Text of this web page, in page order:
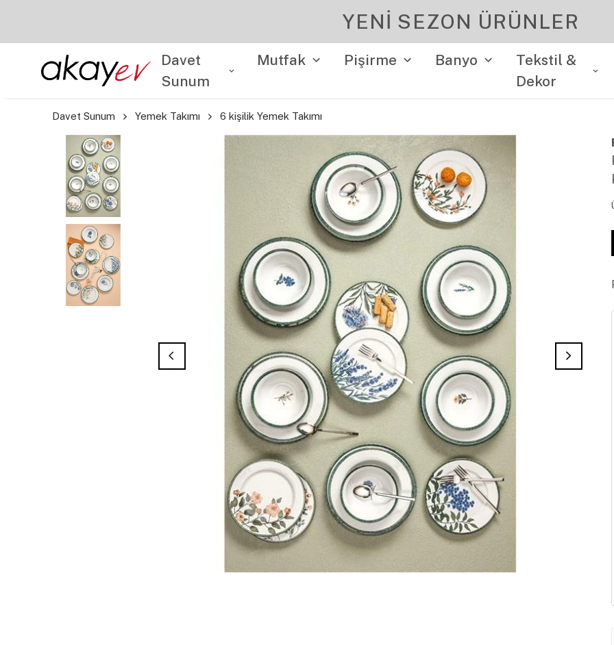
YENI SEZON ÜRÜNLER
Davet
Sunum
Mutfak Pişirme Banyo
Tekstil &
Dekor
Davet Sunum Yemek Takımı 6 kişilik Yemek Takımı